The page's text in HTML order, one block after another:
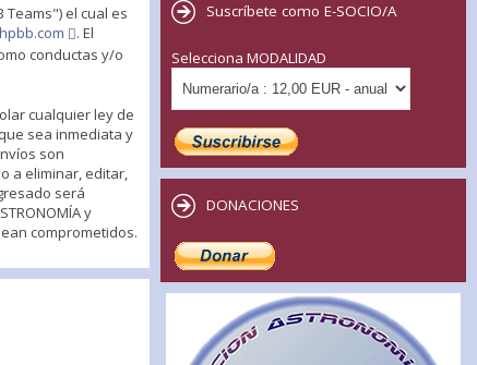
el cual es
. El
conductas y/o
cualquier ley de
sea inmediata y
son
a eliminar, editar,
será
y
comprometidos.
Suscríbete como E-SOCIO/A
Selecciona MODALIDAD
DONACIONES